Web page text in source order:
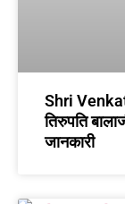
Shri
तिरुपति
जानकारी